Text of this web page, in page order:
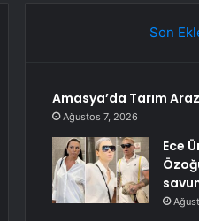
Son
Amasya’da Tarım
Ağustos 7, 2026
Ece